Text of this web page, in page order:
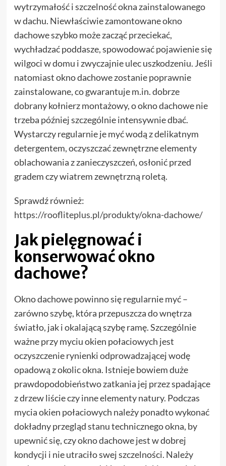
wytrzymałość i szczelność okna zainstalowanego
w dachu. Niewłaściwie zamontowane okno
dachowe szybko może zacząć przeciekać,
wychładzać poddasze, spowodować pojawienie się
wilgoci w domu i zwyczajnie ulec uszkodzeniu. Jeśli
natomiast okno dachowe zostanie poprawnie
zainstalowane, co gwarantuje m.in. dobrze
dobrany kołnierz montażowy, o okno dachowe nie
trzeba później szczególnie intensywnie dbać.
Wystarczy regularnie je myć wodą z delikatnym
detergentem, oczyszczać zewnętrzne elementy
oblachowania z zanieczyszczeń, osłonić przed
gradem czy wiatrem zewnętrzną roletą.
Sprawdź również:
https://roofliteplus.pl/produkty/okna-dachowe/
Jak pielęgnować i
konserwować okno
dachowe?
Okno dachowe powinno się regularnie myć –
zarówno szybę, która przepuszcza do wnętrza
światło, jak i okalającą szybę ramę. Szczególnie
ważne przy myciu okien połaciowych jest
oczyszczenie rynienki odprowadzającej wodę
opadową z okolic okna. Istnieje bowiem duże
prawdopodobieństwo zatkania jej przez spadające
z drzew liście czy inne elementy natury. Podczas
mycia okien połaciowych należy ponadto wykonać
dokładny przegląd stanu technicznego okna, by
upewnić się, czy okno dachowe jest w dobrej
kondycji i nie utraciło swej szczelności. Należy